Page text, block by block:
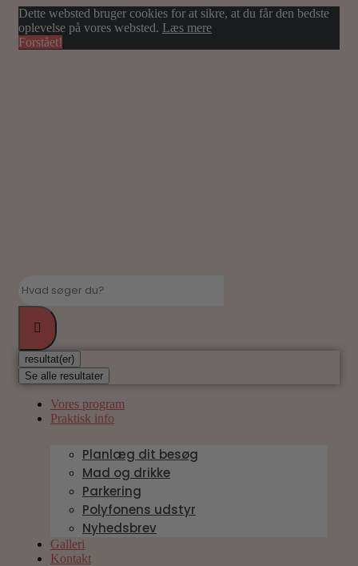
Dette websted bruger cookies for at sikre, at du får den bedste
oplevelse på vores websted. Læs mere
Forstået!
resultat(er)
Se alle resultater
Vores program
Praktisk info
Planlæg dit besøg
Mad og drikke
Parkering
Polyfonens udstyr
Nyhedsbrev
Galleri
Kontakt